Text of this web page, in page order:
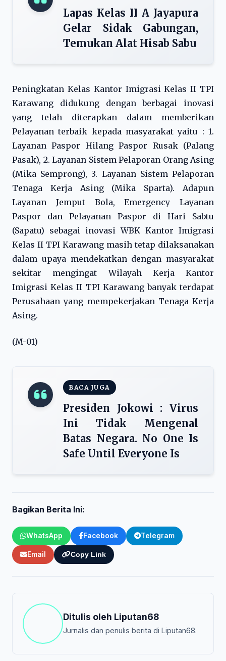
Lapas Kelas II A Jayapura
Gelar Sidak Gabungan,
Temukan Alat Hisab Sabu
Peningkatan Kelas Kantor Imigrasi Kelas II TPI
Karawang didukung dengan berbagai inovasi
yang telah diterapkan dalam memberikan
Pelayanan terbaik kepada masyarakat yaitu : 1.
Layanan Paspor Hilang Paspor Rusak (Palang
Pasak), 2. Layanan Sistem Pelaporan Orang Asing
(Mika Semprong), 3. Layanan Sistem Pelaporan
Tenaga Kerja Asing (Mika Sparta). Adapun
Layanan Jemput Bola, Emergency Layanan
Paspor dan Pelayanan Paspor di Hari Sabtu
(Sapatu) sebagai inovasi WBK Kantor Imigrasi
Kelas II TPI Karawang masih tetap dilaksanakan
dalam upaya mendekatkan dengan masyarakat
sekitar mengingat Wilayah Kerja Kantor
Imigrasi Kelas II TPI Karawang banyak terdapat
Perusahaan yang mempekerjakan Tenaga Kerja
Asing.
(M-01)
BACA JUGA
Presiden Jokowi : Virus
Ini Tidak Mengenal
Batas Negara. No One Is
Safe Until Everyone Is
Bagikan Berita Ini:
WhatsApp Facebook Telegram
Email Copy Link
Ditulis oleh Liputan68
Jurnalis dan penulis berita di Liputan68.